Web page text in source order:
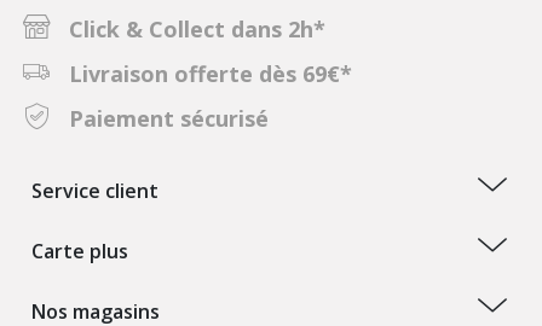
Click & Collect dans 2h*
Livraison offerte dès 69€*
Paiement sécurisé
Service client
Carte plus
Nos magasins